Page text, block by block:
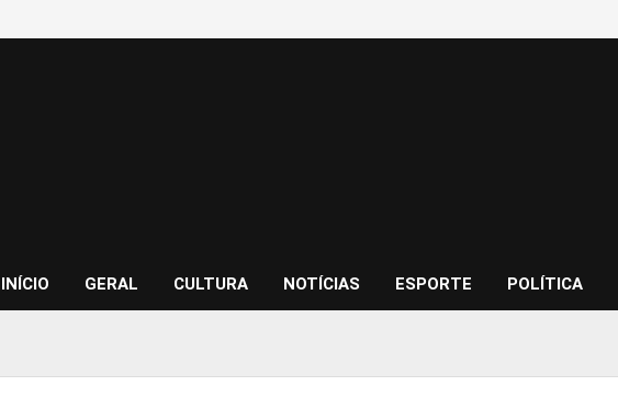
INÍCIO GERAL CULTURA NOTÍCIAS ESPORTE POLÍTICA